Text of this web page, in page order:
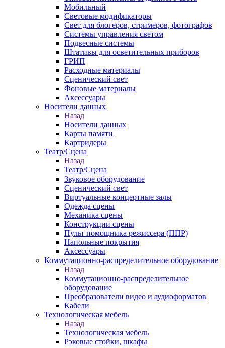
Мобильный
Световые модификаторы
Свет для блогеров, стримеров, фотографов
Системы управления светом
Подвесные системы
Штативы для осветительных приборов
ГРИП
Расходные материалы
Сценический свет
Фоновые материалы
Аксессуары
Носители данных
Назад
Носители данных
Карты памяти
Картридеры
Театр/Сцена
Назад
Театр/Сцена
Звуковое оборудование
Сценический свет
Виртуальные концертные залы
Одежда сцены
Механика сцены
Конструкции сцены
Пульт помощника режиссера (ППР)
Напольные покрытия
Аксессуары
Коммутационно-распределительное оборудование
Назад
Коммутационно-распределительное
оборудование
Преобразователи видео и аудиоформатов
Кабели
Технологическая мебель
Назад
Технологическая мебель
Рэковые стойки, шкафы